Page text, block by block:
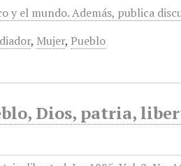
y el mundo. Además, publica
, Mujer, Pueblo
Dios, patria,